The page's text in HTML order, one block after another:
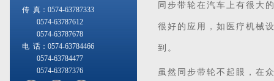
传 真：0574-63787333
0574-63787612
0574-63787678
电 话：0574-63784466
0574-63784477
0574-63787376
同步带轮在汽车上有很大
很好的应用，如医疗机械
到。
虽然同步带轮不起眼，在